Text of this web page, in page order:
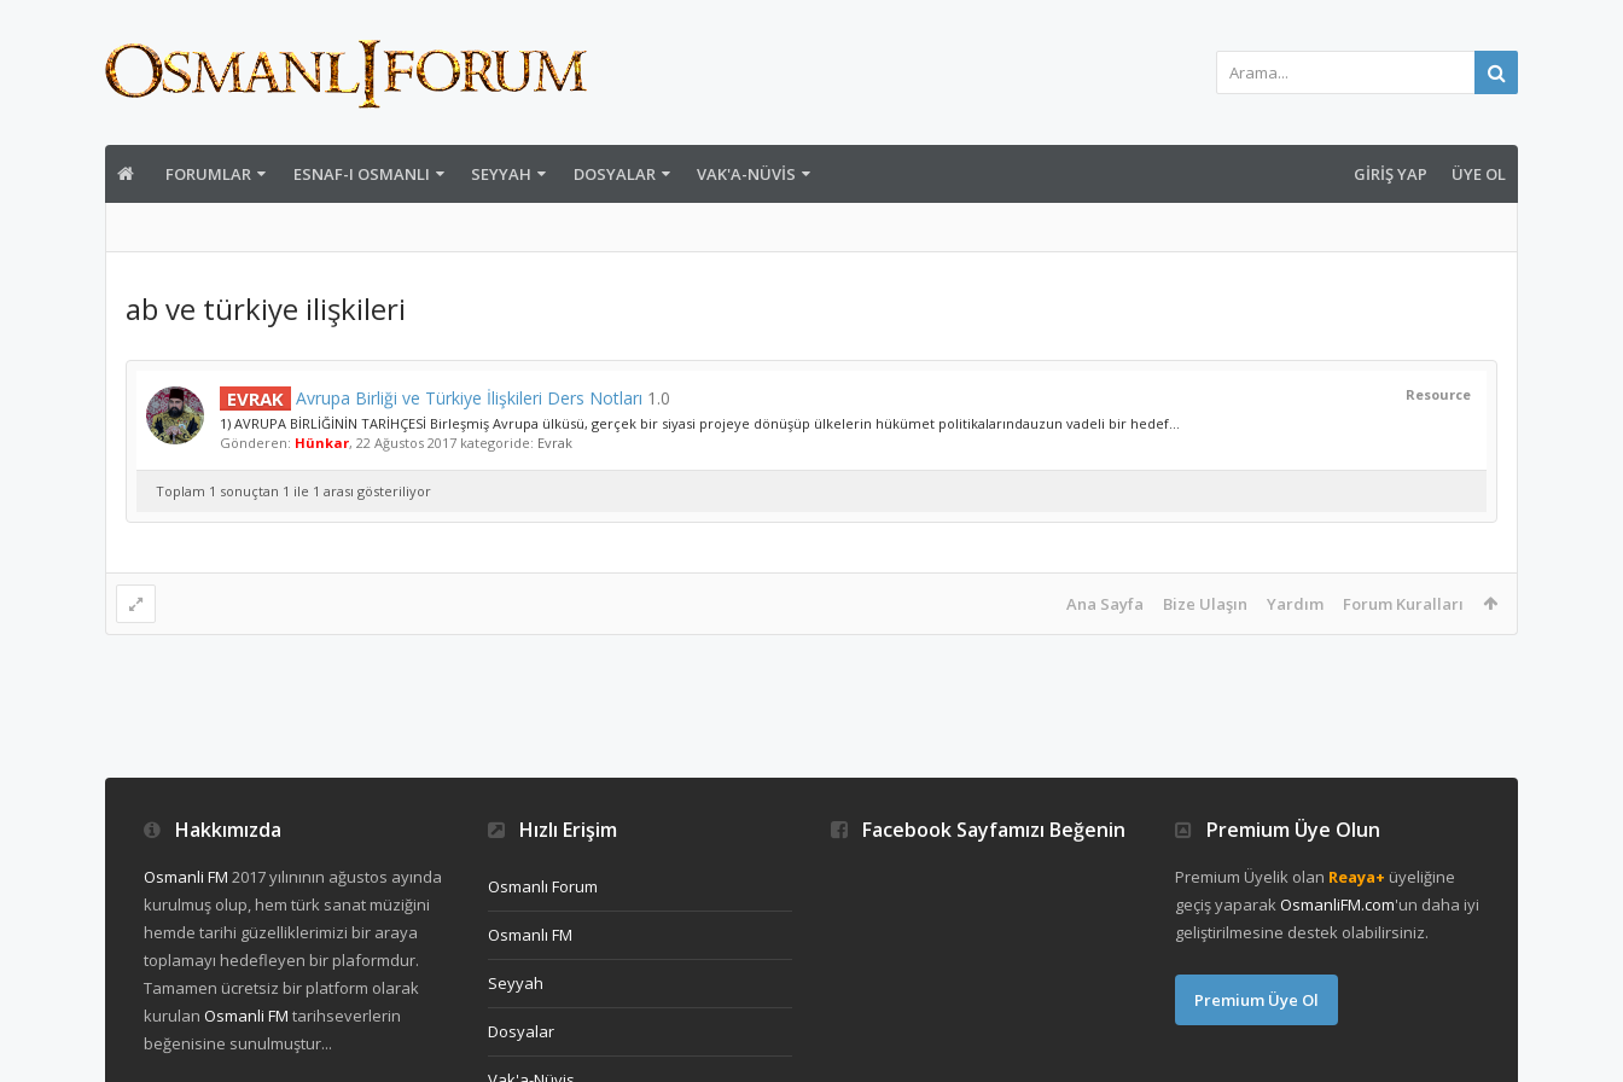
FORUMLAR ESNAF-I OSMANLI SEYYAH DOSYALAR VAK'A-NÜVIS GIRIŞ YAP ÜYE OL
ab ve türkiye ilişkileri
Resource
EVRAK Avrupa Birliği ve Türkiye İlişkileri Ders Notları 1.0
1) AVRUPA BİRLİĞİNİN TARİHÇESİ Birleşmiş Avrupa ülküsü, gerçek bir siyasi projeye dönüşüp ülkelerin hükümet politikalarındauzun vadeli bir hedef...
Gönderen: Hünkar, 22 Ağustos 2017 kategoride: Evrak
Toplam 1 sonuçtan 1 ile 1 arası gösteriliyor
Ana Sayfa Bize Ulaşın Yardım Forum Kuralları
Hakkımızda
Osmanli FM 2017 yılınının ağustos ayında
kurulmuş olup, hem türk sanat müziğini
hemde tarihi güzelliklerimizi bir araya
toplamayı hedefleyen bir plaformdur.
Tamamen ücretsiz bir platform olarak
kurulan Osmanli FM tarihseverlerin
beğenisine sunulmuştur...
Hızlı Erişim
Osmanlı Forum
Osmanlı FM
Seyyah
Dosyalar
Facebook Sayfamızı Beğenin Premium Üye Olun
Premium Üyelik olan Reaya+ üyeliğine
geçiş yaparakOsmanliFM.com'un daha iyi
geliştirilmesine destek olabilirsiniz.
Premium Üye Ol